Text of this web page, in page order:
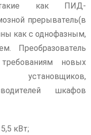
такие как ПИД-
прерыватель(в
как с однофазным,
Преобразователь
новых
установщиков,
шкафов
кВт;